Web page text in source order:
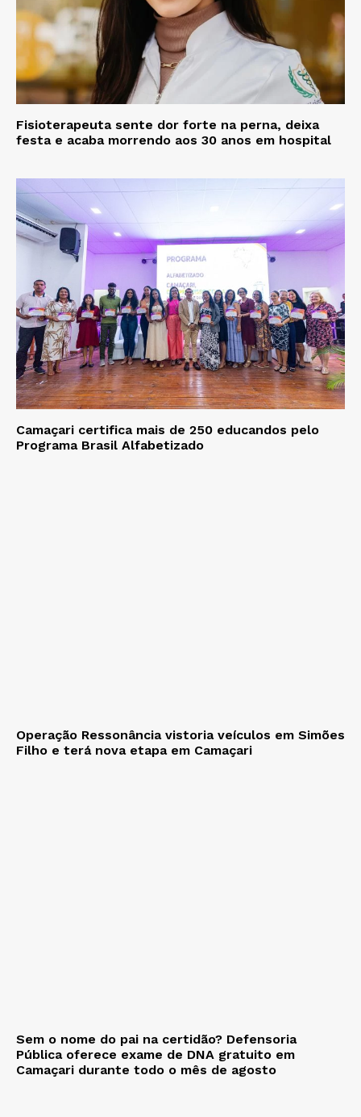
Fisioterapeuta sente dor forte na perna, deixa
festa e acaba morrendo aos 30 anos em hospital
Camaçari certifica mais de 250 educandos pelo
Programa Brasil Alfabetizado
Operação Ressonância vistoria veículos em Simões
Filho e terá nova etapa em Camaçari
Sem o nome do pai na certidão? Defensoria
Pública oferece exame de DNA gratuito em
Camaçari durante todo o mês de agosto